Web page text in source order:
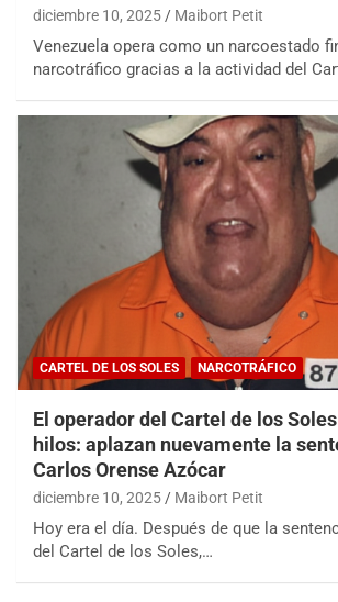
diciembre 10, 2025 Maibort Petit
Venezuela opera como un narcoestado
narcotráfico gracias a la actividad del
CARTEL DE LOS SOLES NARCOTRÁFICO
El operador del Cartel de los
hilos: aplazan nuevamente la
Carlos Orense Azócar
diciembre 10, 2025 Maibort Petit
Hoy era el día. Después de que la
del Cartel de los Soles,…